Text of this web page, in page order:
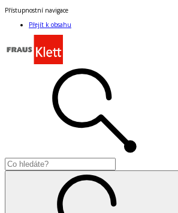
Přístupnostní navigace
Přejít k obsahu